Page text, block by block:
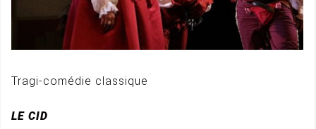
Tragi-comédie classique
LE CID